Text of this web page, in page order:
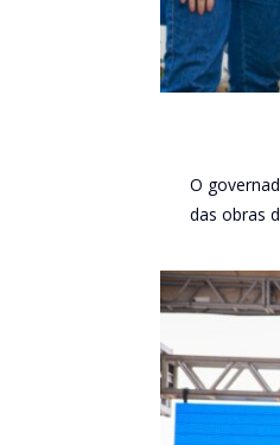
O
das obras